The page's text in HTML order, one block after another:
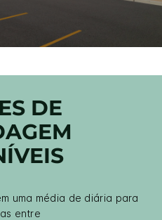
DE
uma média de diária para
entre